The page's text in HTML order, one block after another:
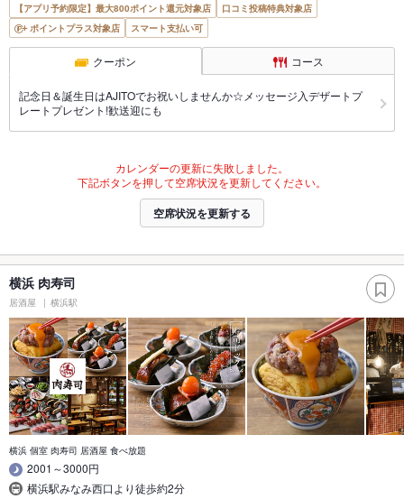
【アプリ予約限定】最大800ポイント還元対象店
口コミ投稿特典対象店
ポイントプラス対象店
スマート支払い可
クーポン コース
記念日＆誕生日はAJITOでお祝いしませんか☆メッセージ入デザートプ
レートプレゼント!歓送迎にも
カレンダーの更新に失敗しました。
下記ボタンを押して空席状況を更新してください。
空席状況を更新する
横浜 肉寿司
居酒屋 横浜駅
横浜 個室 肉寿司 居酒屋 食べ放題
2001～3000円
横浜駅みなみ西口より徒歩約2分